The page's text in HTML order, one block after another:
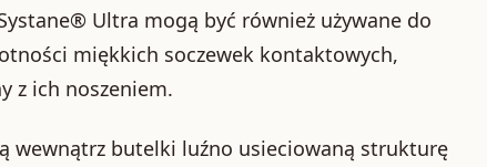
Ultra mogą być również używane do
miękkich soczewek kontaktowych,
z ich noszeniem.
wewnątrz butelki luźno usieciowaną strukturę